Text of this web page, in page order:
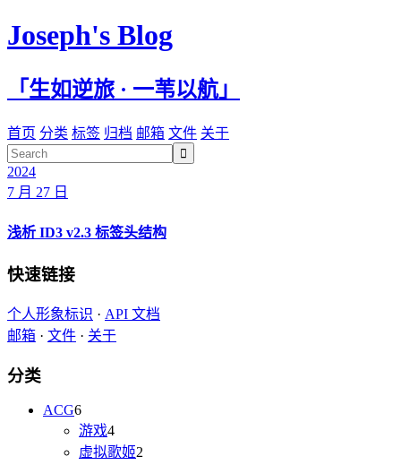
Joseph's Blog
「生如逆旅 · 一苇以航」
首页 分类 标签 归档 邮箱 文件 关于

2024
7 月 27 日
浅析 ID3 v2.3 标签头结构
快速链接
个人形象标识 · API 文档
邮箱 · 文件 · 关于
分类
ACG6
游戏4
虚拟歌姬2